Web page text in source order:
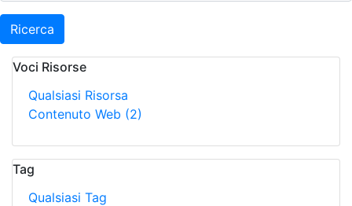
Ricerca
Voci Risorse
Qualsiasi Risorsa
Contenuto Web (2)
Tag
Qualsiasi Tag